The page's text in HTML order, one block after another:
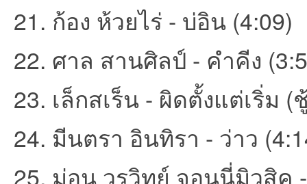
21. ก้อง ห้วยไร่ - บ่อิน (4:09)
22. ศาล สานศิลป์ - คำคีง
23. เล็กสเร็น - ผิดตั้งแต่เริ่ม (
24. มีนตรา อินทิรา - ว่าว
25. ม่อน วรวิทย์ จอนนี่มิวสิค